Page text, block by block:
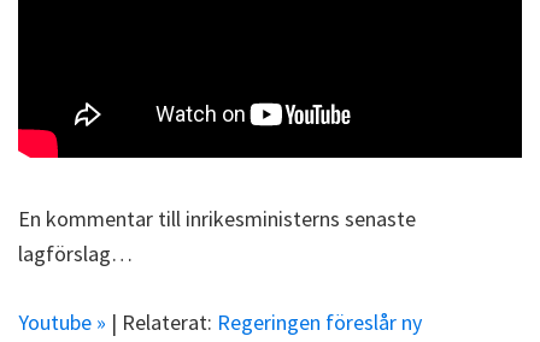
En kommentar till inrikesministerns senaste
lagförslag…
Youtube » | Relaterat: Regeringen föreslår ny